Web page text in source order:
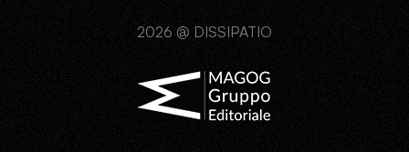
2026 @ DISSIPATIO